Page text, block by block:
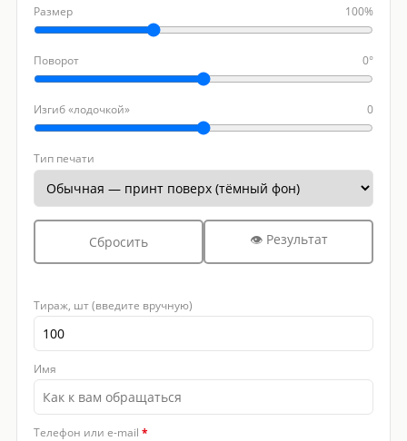
Размер 100%
Поворот 0°
Изгиб «лодочкой» 0
Тип печати
Сбросить 👁 Результат
Тираж, шт (введите вручную)
Имя
Телефон или e-mail *